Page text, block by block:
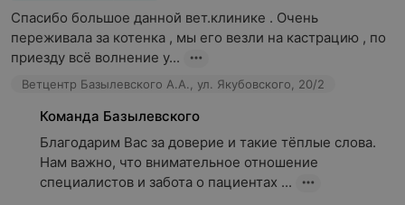
Спасибо большое данной вет.клинике . Очень
переживала за котенка , мы его везли на кастрацию , по
приезду всё волнение у...
Ветцентр Базылевского А.А., ул. Якубовского, 20/2
Команда Базылевского
Благодарим Вас за доверие и такие тёплые слова.
Нам важно, что внимательное отношение
специалистов и забота о пациентах ...